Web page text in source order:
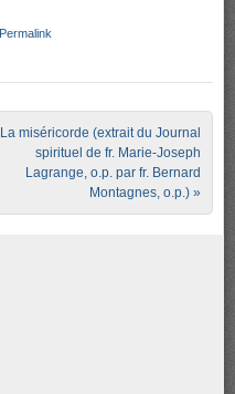
Permalink
La miséricorde (extrait du Journal
spirituel de fr. Marie-Joseph
Lagrange, o.p. par fr. Bernard
Montagnes, o.p.) »